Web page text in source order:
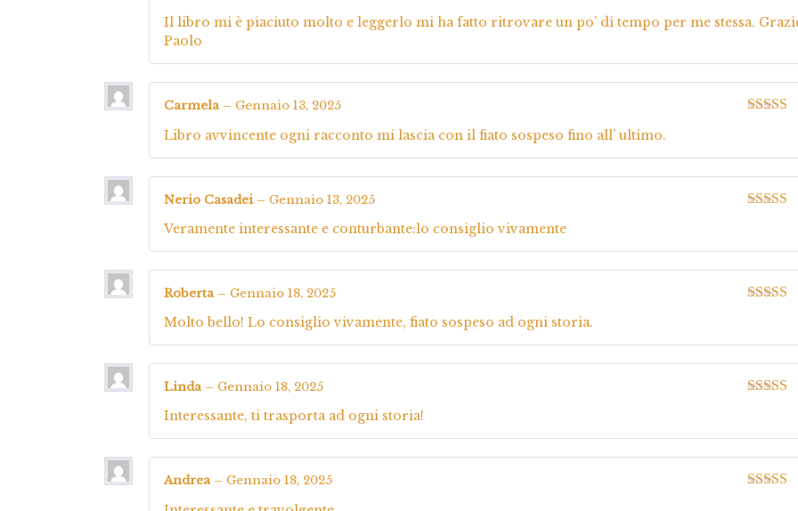
Valutato
5
Il libro mi è piaciuto molto e leggerlo mi ha fatto ritrovare un po’ di tempo per me stessa.
Paolo
Carmela – Gennaio 13, 2025
Libro avvincente ogni racconto mi lascia con il fiato sospeso fino all’ ultimo.
Nerio Casadei – Gennaio 13, 2025
Veramente interessante e conturbante:lo consiglio vivamente
Roberta – Gennaio 18, 2025
Molto bello! Lo consiglio vivamente, fiato sospeso ad ogni storia.
Linda – Gennaio 18, 2025
Interessante, ti trasporta ad ogni storia!
Andrea – Gennaio 18, 2025